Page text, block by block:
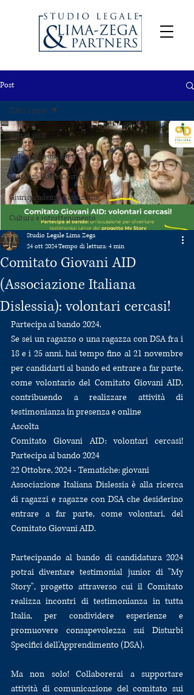
Post
Tutti i post
Immobili e diritto
Sentenza Corte Costituzionale
Giurisprudenza Cassazione
Cultura e intrattenimento
Tutti i post
Comitato Giovani AID
(Associazione Italiana
Dislessia): volontari cercasi!
Studio Legale Lima Zega
24 ott 2024Tempo di lettura: 4 min
Partecipa al bando 2024.
Se sei un ragazzo o una ragazza con DSA fra i
18 e i 25 anni, hai tempo fino al 21 novembre
per candidarti al bando ed entrare a far parte,
come volontario del Comitato Giovani AID,
contribuendo a realizzare attività di
testimonianza in presenza e online
Ascolta
Comitato Giovani AID: volontari cercasi!
Partecipa al bando 2024
22 Ottobre, 2024 - Tematiche: giovani
Associazione Italiana Dislessia è alla ricerca
di ragazzi e ragazze con DSA che desiderino
entrare a far parte, come volontari, del
Comitato Giovani AID.
Partecipando al bando di candidatura 2024
potrai diventare testimonial junior di "My
Story", progetto attraverso cui il Comitato
realizza incontri di testimonianza in tutta
Italia, per condividere esperienze e
promuovere consapevolezza sui Disturbi
Specifici dell'Apprendimento (DSA).
Ma non solo! Collaborerai a supportare
attività di comunicazione del comitato sui